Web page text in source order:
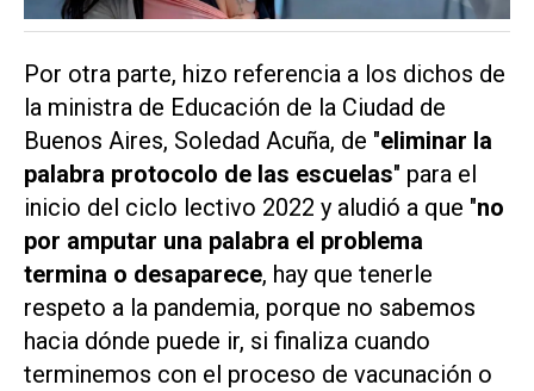
Por otra parte, hizo referencia a los dichos de
la ministra de Educación de la Ciudad de
Buenos Aires, Soledad Acuña, de "eliminar la
palabra protocolo de las escuelas" para el
inicio del ciclo lectivo 2022 y aludió a que "no
por amputar una palabra el problema
termina o desaparece, hay que tenerle
respeto a la pandemia, porque no sabemos
hacia dónde puede ir, si finaliza cuando
terminemos con el proceso de vacunación o